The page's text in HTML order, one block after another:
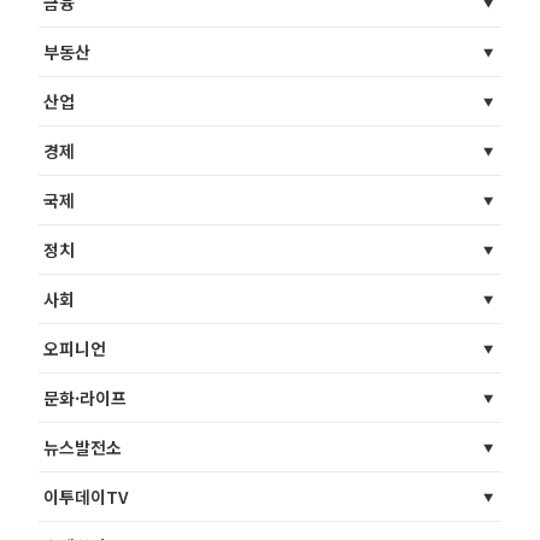
부동산
산업
경제
국제
정치
사회
오피니언
문화·라이프
뉴스발전소
이투데이TV